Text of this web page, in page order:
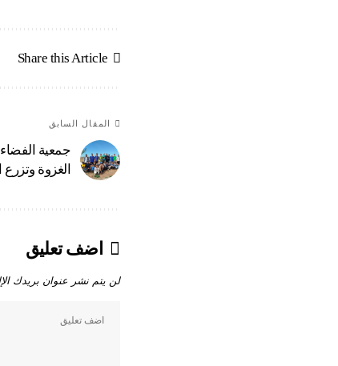
Share this Article
المقال السابق
جمعية
الغزوة
اضف تعليق
لن يتم نشر عنوان بريدك